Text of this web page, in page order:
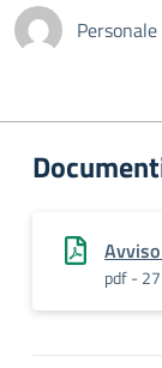
pdf -